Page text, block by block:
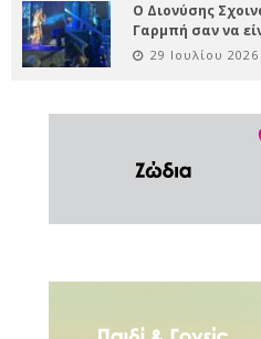
Ο Διονύσης
Γαρμπή σαν να
29 Ιουλίου 2026